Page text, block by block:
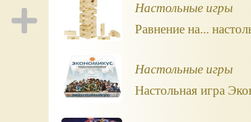
Настольные игры
Равнение на...
Настольные игры
Настольная игра